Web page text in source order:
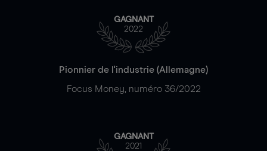
GAGNANT
2022
Pionnier de l'industrie (Allemagne)
Focus Money, numéro 36/2022
GAGNANT
2021